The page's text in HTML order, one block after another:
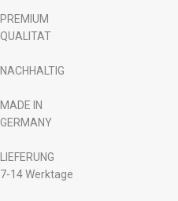
PREMIUM
QUALITAT
NACHHALTIG
MADE IN
GERMANY
LIEFERUNG
7-14 Werktage